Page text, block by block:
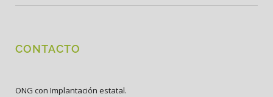
CONTACTO
ONG con Implantación estatal.